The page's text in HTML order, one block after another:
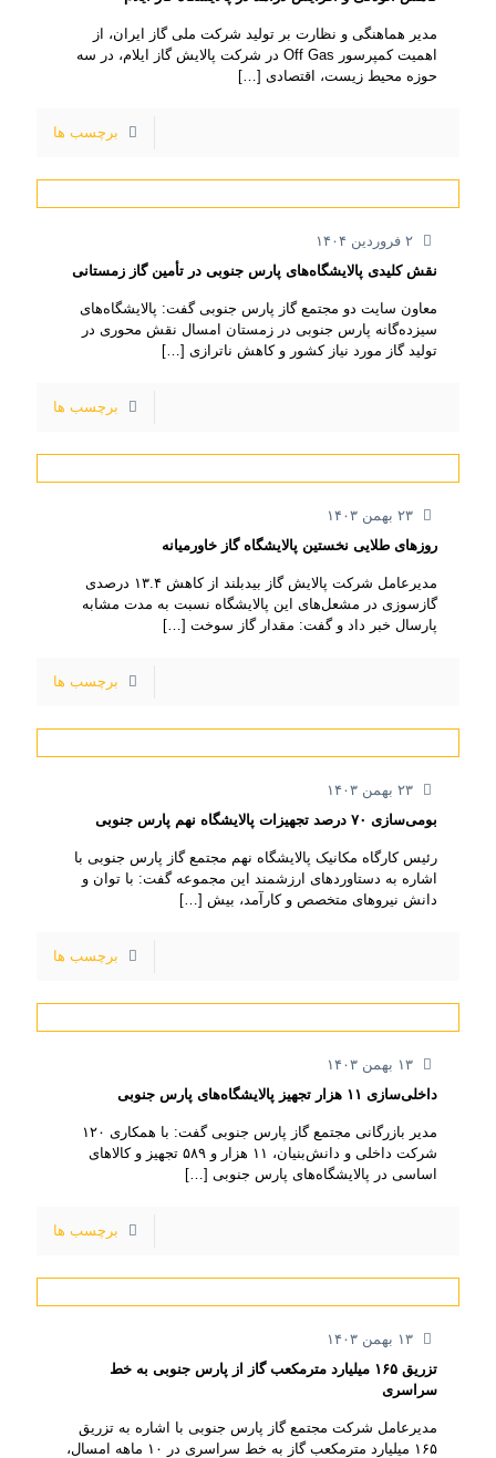
مدیر هماهنگی و نظارت بر تولید شرکت ملی گاز ایران، از
اهمیت کمپرسور Off Gas در شرکت پالایش گاز ایلام، در سه
حوزه محیط زیست، اقتصادی […]
برچسب ها
۲ فروردین ۱۴۰۴
نقش کلیدی پالایشگاه‌های پارس جنوبی در تأمین گاز زمستانی
معاون سایت دو مجتمع گاز پارس جنوبی گفت: پالایشگاه‌های
سیزده‌گانه پارس جنوبی در زمستان امسال نقش محوری در
تولید گاز مورد نیاز کشور و کاهش ناترازی […]
برچسب ها
۲۳ بهمن ۱۴۰۳
روزهای طلایی نخستین پالایشگاه گاز خاورمیانه
مدیرعامل شرکت پالایش گاز بیدبلند از کاهش ۱۳.۴ درصدی
گازسوزی در مشعل‌های این پالایشگاه نسبت به مدت مشابه
پارسال خبر داد و گفت: مقدار گاز سوخت […]
برچسب ها
۲۳ بهمن ۱۴۰۳
بومی‌سازی ۷۰ درصد تجهیزات پالایشگاه نهم پارس جنوبی
رئیس کارگاه مکانیک پالایشگاه نهم مجتمع گاز پارس جنوبی با
اشاره به دستاوردهای ارزشمند این مجموعه گفت: با توان و
دانش نیروهای متخصص و کارآمد، بیش […]
برچسب ها
۱۳ بهمن ۱۴۰۳
داخلی‌سازی ۱۱ هزار تجهیز پالایشگاه‌های پارس جنوبی
مدیر بازرگانی مجتمع گاز پارس جنوبی گفت: با همکاری ۱۲۰
شرکت داخلی و دانش‌بنیان، ۱۱ هزار و ۵۸۹ تجهیز و کالاهای
اساسی در پالایشگاه‌های پارس جنوبی […]
برچسب ها
۱۳ بهمن ۱۴۰۳
تزریق ۱۶۵ میلیارد مترمکعب گاز از پارس جنوبی به خط
سراسری
مدیرعامل شرکت مجتمع گاز پارس جنوبی با اشاره به تزریق
۱۶۵ میلیارد مترمکعب گاز به خط سراسری در ۱۰ ماهه امسال،